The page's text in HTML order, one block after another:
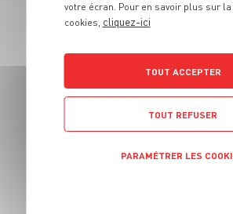
Blinis au
écrevisses et
beurre à
votre écran. Pour en savoir plus sur
cookies, cliquez-ici
TOUT ACCEPTER
TOUT REFUSER
PARAMÉTRER LES